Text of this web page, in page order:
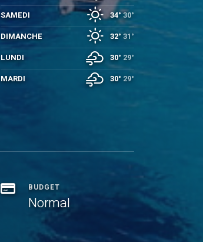
SAMEDI
34°30°
DIMANCHE
32° 31°
LUNDI
30° 29°
MARDI
30° 29°
BUDGET
Normal